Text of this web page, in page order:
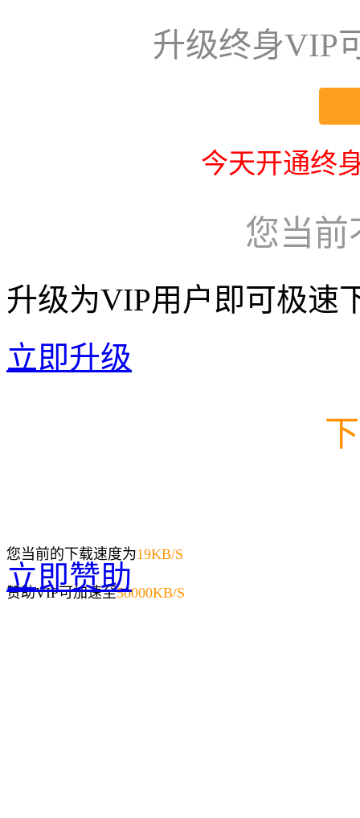
升级终身VIP
今天开通终
您当前
升级为VIP用户即可极速
立即升级
您当前的下载速度为19KB/S
赞助VIP可加速至50000KB/S
立即赞助